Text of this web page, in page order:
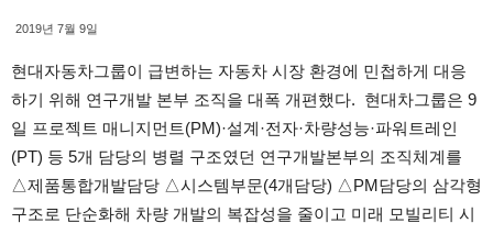
2019년 7월 9일
현대자동차그룹이 급변하는 자동차 시장 환경에 민첩하게 대응
하기 위해 연구개발 본부 조직을 대폭 개편했다. 현대차그룹은 9
일 프로젝트 매니지먼트(PM)·설계·전자·차량성능·파워트레인
(PT) 등 5개 담당의 병렬 구조였던 연구개발본부의 조직체계를
△제품통합개발담당 △시스템부문(4개담당) △PM담당의 삼각형
구조로 단순화해 차량 개발의 복잡성을 줄이고 미래 모빌리티 시